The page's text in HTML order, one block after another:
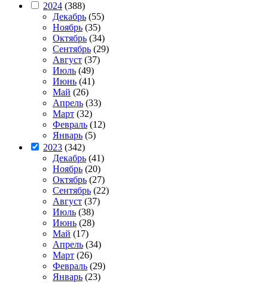
2024 (388)
Декабрь (55)
Ноябрь (35)
Октябрь (34)
Сентябрь (29)
Август (37)
Июль (49)
Июнь (41)
Май (26)
Апрель (33)
Март (32)
Февраль (12)
Январь (5)
2023 (342)
Декабрь (41)
Ноябрь (20)
Октябрь (27)
Сентябрь (22)
Август (37)
Июль (38)
Июнь (28)
Май (17)
Апрель (34)
Март (26)
Февраль (29)
Январь (23)